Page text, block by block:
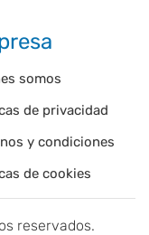
somos
de privacidad
y condiciones
de cookies
reservados.